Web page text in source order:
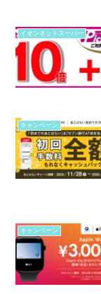
イオンネットスーパー
キャンペーン
キャンペーン